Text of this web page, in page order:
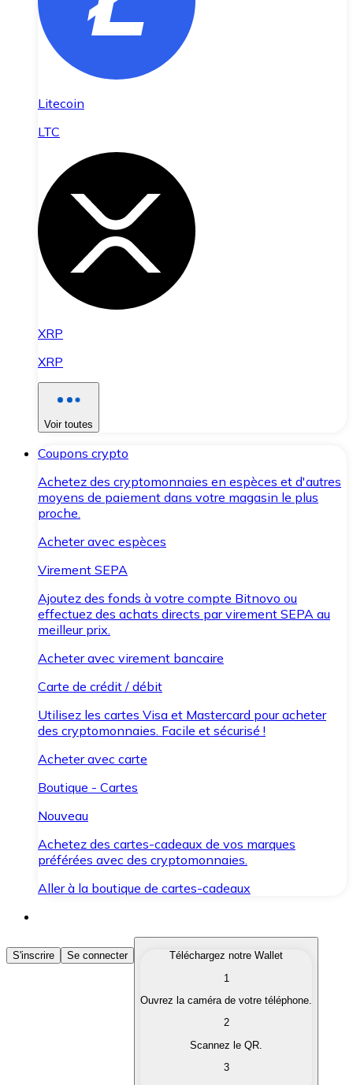
Litecoin
LTC
XRP
XRP
Voir toutes
Coupons crypto
Achetez des cryptomonnaies en espèces et d'autres
moyens de paiement dans votre magasin le plus
proche.
Acheter avec espèces
Virement SEPA
Ajoutez des fonds à votre compte Bitnovo ou
effectuez des achats directs par virement SEPA au
meilleur prix.
Acheter avec virement bancaire
Carte de crédit / débit
Utilisez les cartes Visa et Mastercard pour acheter
des cryptomonnaies. Facile et sécurisé !
Acheter avec carte
Boutique - Cartes
Nouveau
Achetez des cartes-cadeaux de vos marques
préférées avec des cryptomonnaies.
Aller à la boutique de cartes-cadeaux
Acheter des Cryptomonnaies
Achetez les cryptomonnaies qui vous intéressent
Convertissez vos cryptomonnaies en monnaie
S'inscrire Se connecter
Téléchargez notre Wallet
1
Ouvrez la caméra de votre téléphone.
2
Scannez le QR.
3